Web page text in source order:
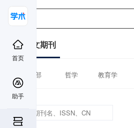
首页
助手
中文期刊
全部 哲学 教育学